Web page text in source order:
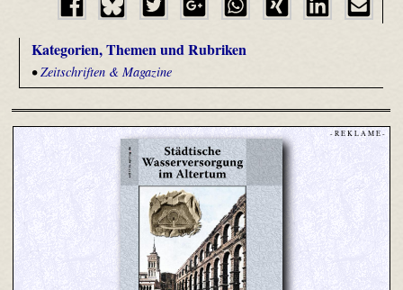
Kategorien, Themen und Rubriken
•Zeitschriften & Magazine
- R E K L A M E -